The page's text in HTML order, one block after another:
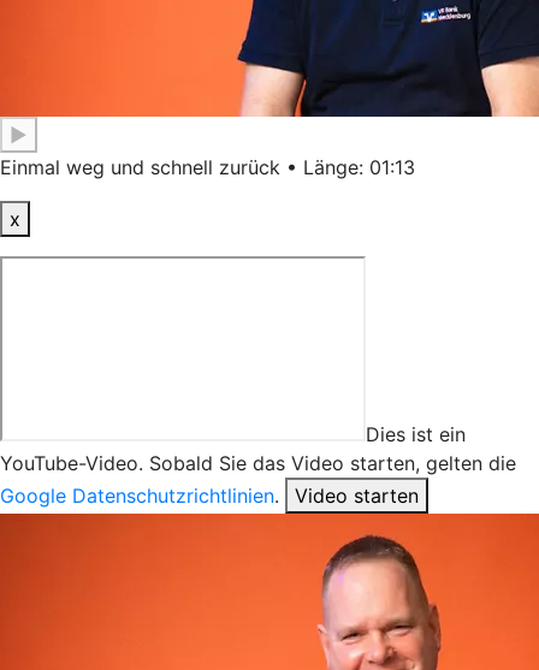
▶
Einmal weg und schnell zurück • Länge: 01:13
x
Dies ist ein
YouTube-Video. Sobald Sie das Video starten, gelten die
Google Datenschutzrichtlinien. Video starten